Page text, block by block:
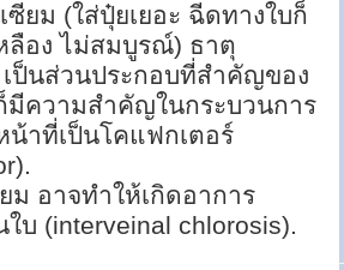
ยม (ใส่ปุ๋ยเยอะ ฉีดทางใบก็
ลือง ไม่สมบูรณ์) ธาตุ
ป็นส่วนประกอบที่สำคัญของ
มีความสำคัญในกระบวนการ
น้าที่เป็นโคแฟกเตอร์
ม อาจทำให้เกิดอาการ
ใบ (interveinal chlorosis).